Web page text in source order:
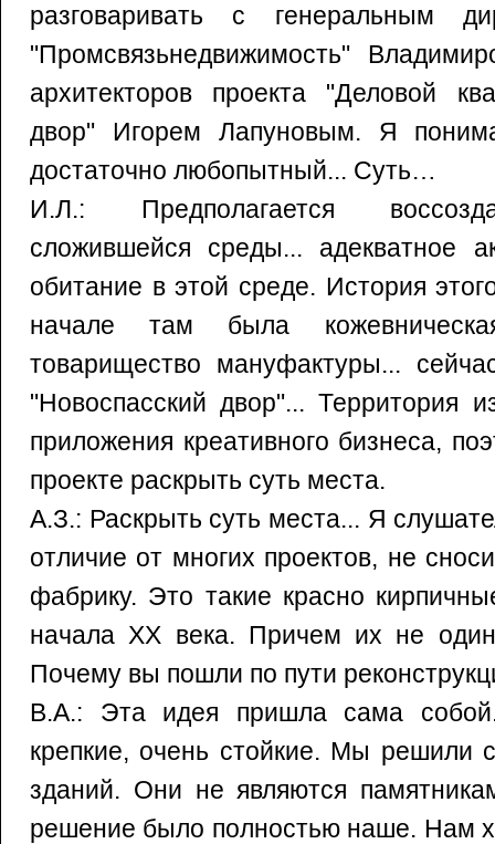
разговаривать с генеральным
"Промсвязьнедвижимость"
архитекторов проекта "Деловой
двор" Игорем Лапуновым. Я
достаточно любопытный... Суть…
И.Л.: Предполагается
сложившейся среды... адекватное
обитание в этой среде. История
начале там была
товарищество мануфактуры...
"Новоспасский двор"... Территория
приложения креативного бизнеса,
проекте раскрыть суть места.
А.З.: Раскрыть суть места... Я
отличие от многих проектов, не
фабрику. Это такие красно
начала ХХ века. Причем их не
Почему вы пошли по пути
В.А.: Эта идея пришла сама
крепкие, очень стойкие. Мы решили
зданий. Они не являются
решение было полностью наше. Нам